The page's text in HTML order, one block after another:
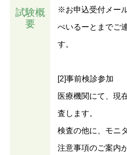
試験概
要
※お申込受付メー
ぺいるーとまでご
す。
[2]事前検診参加
医療機関にて、現
査します。
検査の他に、モニ
注意事項のご案内